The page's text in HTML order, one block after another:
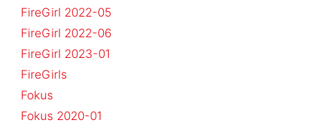
FireGirl 2022-05
FireGirl 2022-06
FireGirl 2023-01
FireGirls
Fokus
Fokus 2020-01